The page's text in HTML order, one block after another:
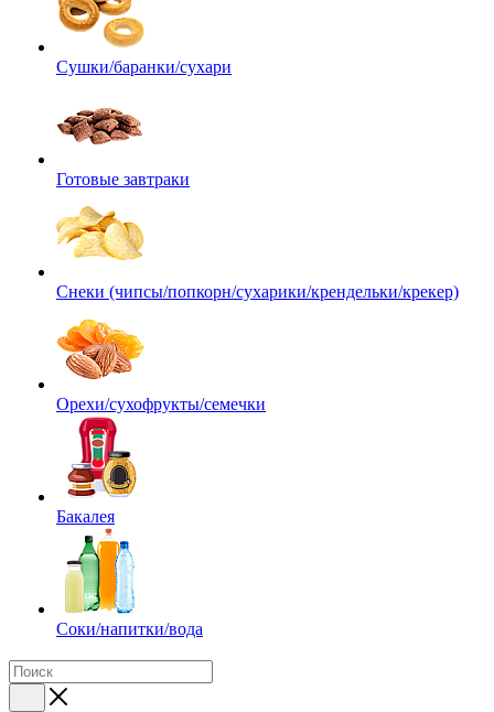
Сушки/баранки/сухари
Готовые завтраки
Снеки (чипсы/попкорн/сухарики/крендельки/крекер)
Орехи/сухофрукты/семечки
Бакалея
Соки/напитки/вода